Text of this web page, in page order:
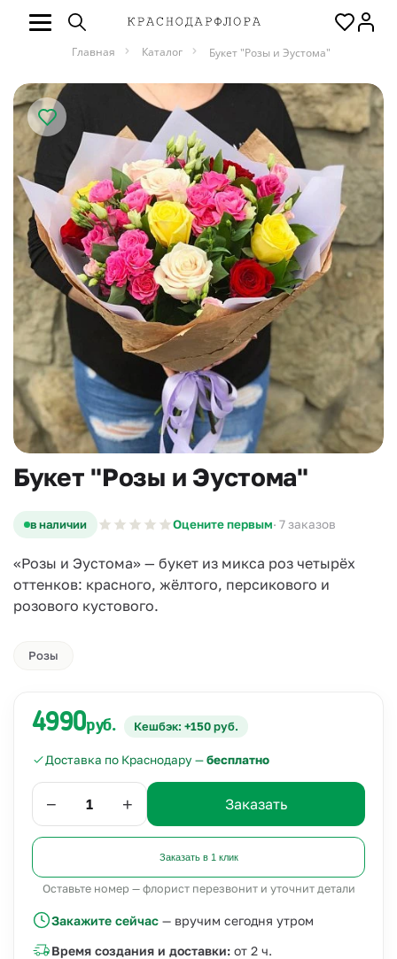
Главная Каталог Букет "Розы и Эустома"
Букет "Розы и Эустома"
в наличии Оцените первым· 7 заказов
«Розы и Эустома» — букет из микса роз четырёх
оттенков: красного, жёлтого, персикового и
розового кустового.
Розы
4990руб. Кешбэк: +150 руб.
Доставка по Краснодару —бесплатно
− + Заказать
Заказать в 1 клик
Оставьте номер — флорист перезвонит и уточнит детали
Закажите сейчас — вручим сегодня утром
Время создания и доставки: от 2 ч.